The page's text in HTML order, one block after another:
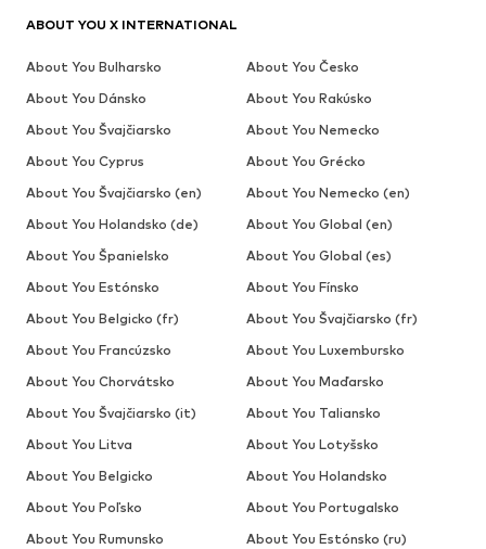
ABOUT YOU X INTERNATIONAL
About You Bulharsko
About You Česko
About You Dánsko
About You Rakúsko
About You Švajčiarsko
About You Nemecko
About You Cyprus
About You Grécko
About You Švajčiarsko (en)
About You Nemecko (en)
About You Holandsko (de)
About You Global (en)
About You Španielsko
About You Global (es)
About You Estónsko
About You Fínsko
About You Belgicko (fr)
About You Švajčiarsko (fr)
About You Francúzsko
About You Luxembursko
About You Chorvátsko
About You Maďarsko
About You Švajčiarsko (it)
About You Taliansko
About You Litva
About You Lotyšsko
About You Belgicko
About You Holandsko
About You Poľsko
About You Portugalsko
About You Rumunsko
About You Estónsko (ru)